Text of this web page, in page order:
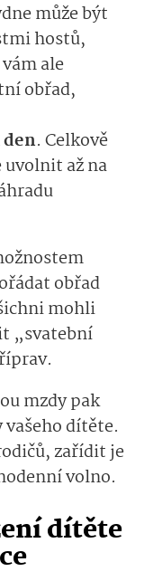
může být
hostů,
ale
obřad,
den. Cel­kově
uvolnit až na
obřad
i mohli
„svatební
.
mzdypak
dítěte.
za­řídit je
volno­.
dítěte